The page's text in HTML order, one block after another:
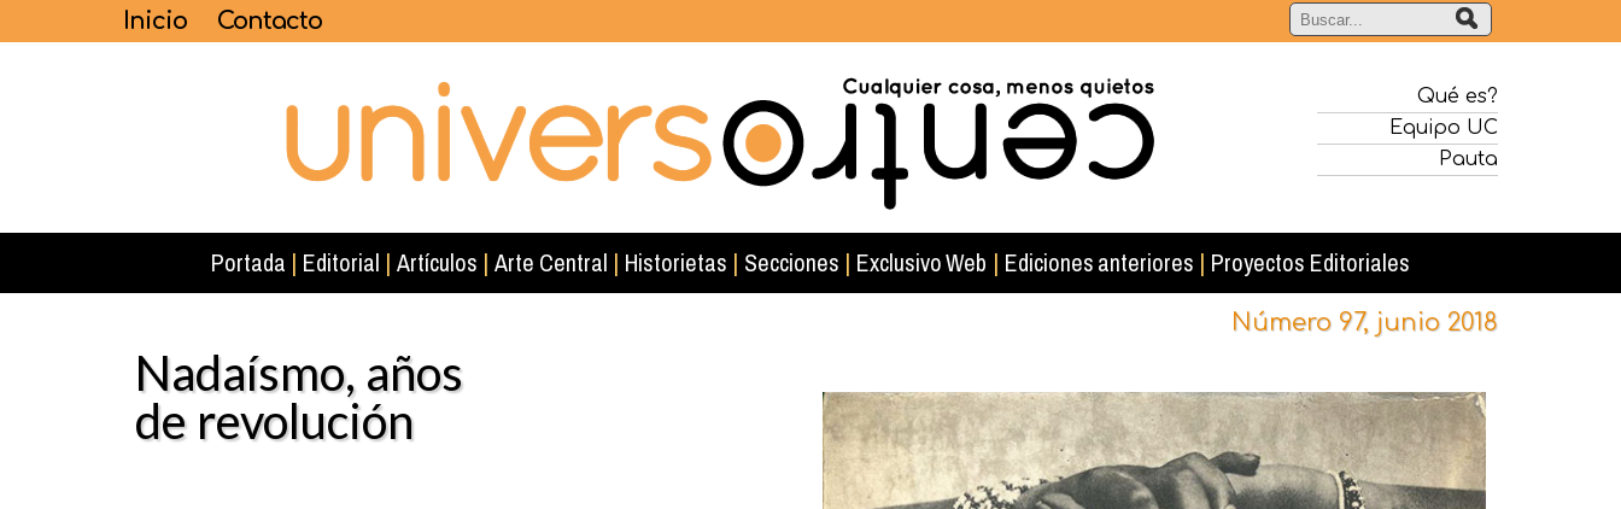
Inicio Contacto
Qué es?
Equipo UC
Pauta
Portada | Editorial | Artículos | Arte Central | Historietas | Secciones | Exclusivo Web | Ediciones anteriores | Proyectos Editoriales
Número 97, junio 2018
Nadaísmo, años
de revolución